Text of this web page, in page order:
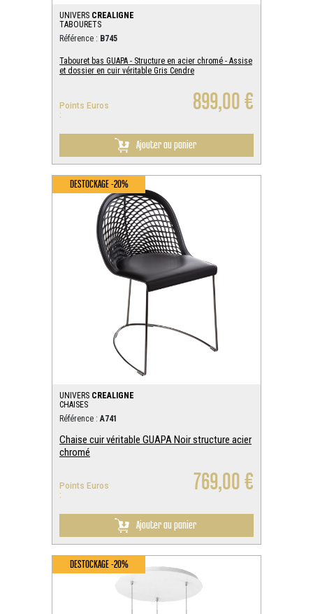
UNIVERS CREALIGNE
TABOURETS
Référence : B745
Tabouret bas GUAPA - Structure en acier chromé - Assise
et dossier en cuir véritable Gris Cendre
Points Euros
:
899,00 €
Ajouter au panier
DESTOCKAGE -20%
UNIVERS CREALIGNE
CHAISES
Référence :A741
Chaise cuir véritable GUAPA Noir structure acier
chromé
Points Euros
:
769,00 €
Ajouter au panier
DESTOCKAGE -20%